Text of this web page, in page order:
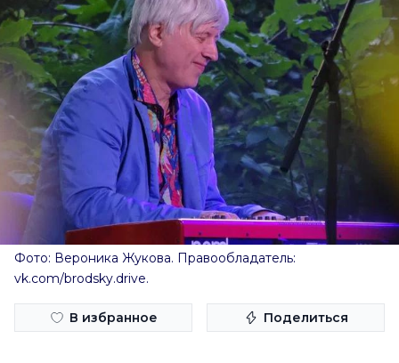
Фото: Вероника Жукова. Правообладатель:
vk.com/brodsky.drive.
В избранное Поделиться